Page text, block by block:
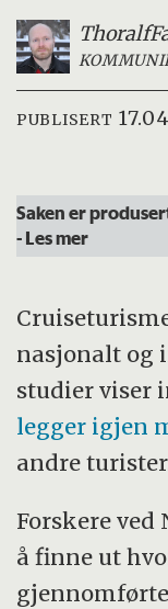
Thoralf
PUBLISERT
Saken er
- Les mer
nasjonalt og
studier viser
legger igjen
andre
Forskere
å finne ut